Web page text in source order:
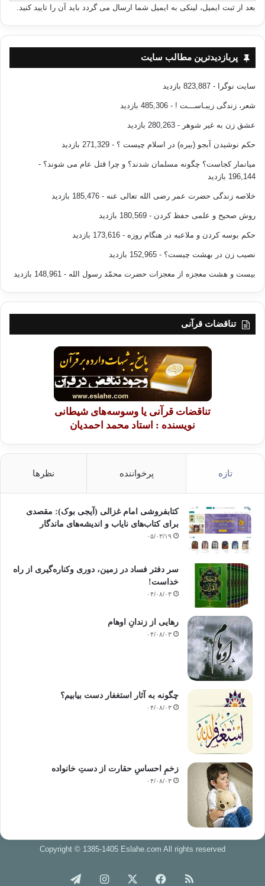
بعد از ثبت ایمیل، لینکی به ایمیل شما ارسال می گردد باید آن را تایید کنید.
پربازدیدترین مطالب سایت
سایت نوگرا - 823,887 بازدید
شعر، زندگی زیبـاســـت ! - 485,306 بازدید
عشق زن به غیر شوهر - 280,263 بازدید
حکم نوشیدن آبجو (بیره) در اسلام چیست ؟ - 271,329 بازدید
میانمار کجاست؟ چگونه مسلمان شدند؟ و چرا قتل عام می شوند؟ -
196,144 بازدید
خلاصه زندگی حضرت عمر رضی الله تعالی عنه - 185,476 بازدید
روش صحیح و علمی حفظ کردن - 180,569 بازدید
حکم بوسه کردن و ملاعبه در هنگام روزه - 173,616 بازدید
نصیب زن در بهشت چیست؟ - 152,965 بازدید
بیست و هشت معجزه از معجزات حضرت محمّد رسول الله - 148,961 بازدید
تناقضات قرآنی
تناقضات قرآنی یا وسوسه‌های شیطانی
نویسنده : استاد محمد احمدیان
تازه پرخواننده نظرها
کتابفروشی امام غزالی (آیجی بوک): مقصدی
برای کتاب‌های نایاب و اندیشه‌های ماندگار
۰۵/۰۳/۱۹
سر دفتر فساد در زمین‌، دوری وکناره‌گیری از راه
خداست‌!
۰۴/۰۸/۰۳
رهایی از زندانِ اوهام
۰۴/۰۸/۰۳
چگونه به آثار استغفار دست بیابیم؟
۰۴/۰۸/۰۳
زخمِ احساسِ حقارت از دستِ خانواده
۰۴/۰۸/۰۳
Copyright © 1385-1405 Eslahe.com All rights reserved
خوراک فیس اینستاگرام